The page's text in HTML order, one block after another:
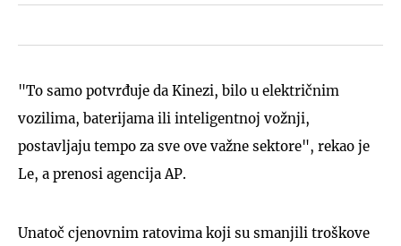
"To samo potvrđuje da Kinezi, bilo u električnim
vozilima, baterijama ili inteligentnoj vožnji,
postavljaju tempo za sve ove važne sektore", rekao je
Le, a prenosi agencija AP.
Unatoč cjenovnim ratovima koji su smanjili troškove